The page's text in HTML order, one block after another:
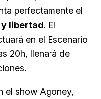
perfectamente el
libertad. El
en el Escenario
20h, llenará de
el show Agoney,